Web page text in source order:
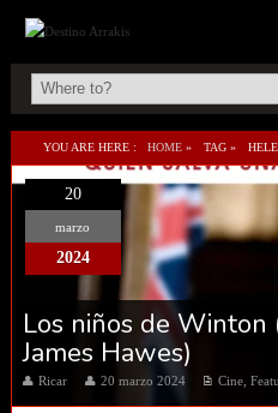
YOU ARE HERE : HOME » TAG »
20
marzo
2024
Los niños de Winton
James Hawes)
Ricar 20 marzo 2024 Cine,